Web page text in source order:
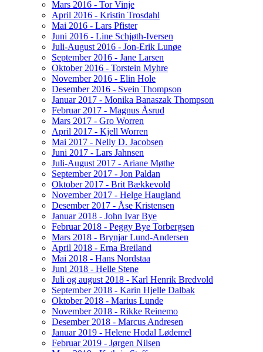
Mars 2016 - Tor Vinje
April 2016 - Kristin Trosdahl
Mai 2016 - Lars Pfister
Juni 2016 - Line Schjøth-Iversen
Juli-August 2016 - Jon-Erik Lunøe
September 2016 - Jane Larsen
Oktober 2016 - Torstein Myhre
November 2016 - Elin Hole
Desember 2016 - Svein Thompson
Januar 2017 - Monika Banaszak Thompson
Februar 2017 - Magnus Åsrud
Mars 2017 - Gro Worren
April 2017 - Kjell Worren
Mai 2017 - Nelly D. Jacobsen
Juni 2017 - Lars Jahnsen
Juli-August 2017 - Ariane Møthe
September 2017 - Jon Paldan
Oktober 2017 - Brit Bækkevold
November 2017 - Helge Haugland
Desember 2017 - Åse Kristensen
Januar 2018 - John Ivar Bye
Februar 2018 - Peggy Bye Torbergsen
Mars 2018 - Brynjar Lund-Andersen
April 2018 - Erna Breiland
Mai 2018 - Hans Nordstaa
Juni 2018 - Helle Stene
Juli og august 2018 - Karl Henrik Bredvold
September 2018 - Karin Hjelle Dalbak
Oktober 2018 - Marius Lunde
November 2018 - Rikke Reinemo
Desember 2018 - Marcus Andresen
Januar 2019 - Helene Hodal Lødemel
Februar 2019 - Jørgen Nilsen